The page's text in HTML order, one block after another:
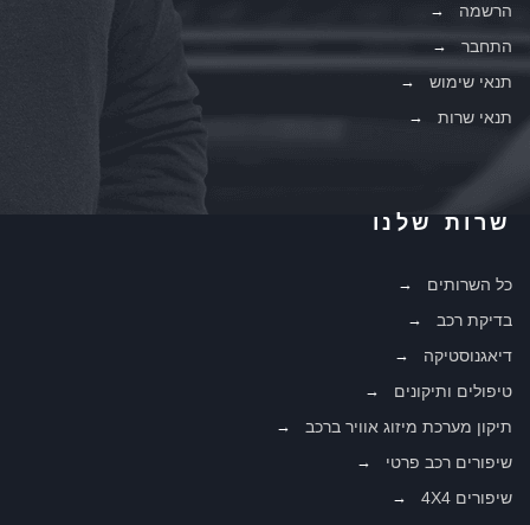
הרשמה
התחבר
תנאי שימוש
תנאי שרות
שרות שלנו
כל השרותים
בדיקת רכב
דיאגנוסטיקה
טיפולים ותיקונים
תיקון מערכת מיזוג אוויר ברכב
שיפורים רכב פרטי
שיפורים 4X4